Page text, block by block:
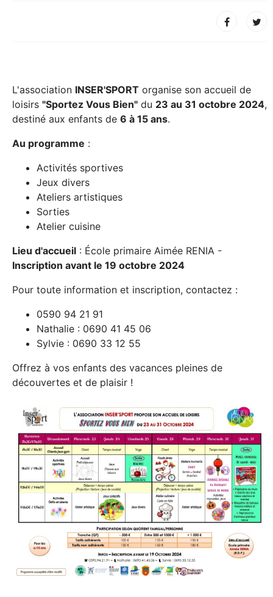
L'association INSER'SPORT organise son accueil de
loisirs "Sportez Vous Bien" du 23 au 31 octobre 2024,
destiné aux enfants de 6 à 15 ans.
Au programme :
Activités sportives
Jeux divers
Ateliers artistiques
Sorties
Atelier cuisine
Lieu d'accueil : École primaire Aimée RENIA -
Inscription avant le 19 octobre 2024
Pour toute information et inscription, contactez :
0590 94 21 91
Nathalie : 0690 41 45 06
Sylvie : 0690 33 12 55
Offrez à vos enfants des vacances pleines de
découvertes et de plaisir !